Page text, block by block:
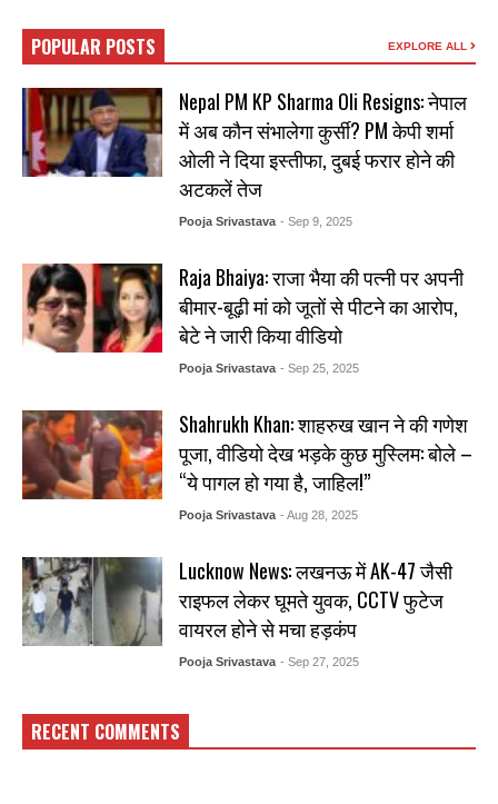
POPULAR POSTS EXPLORE ALL
Nepal PM KP Sharma Oli Resigns: नेपाल
में अब कौन संभालेगा कुर्सी? PM केपी शर्मा
ओली ने दिया इस्तीफा, दुबई फरार होने की
अटकलें तेज
Pooja Srivastava - Sep 9, 2025
Raja Bhaiya: राजा भैया की पत्नी पर अपनी
बीमार-बूढ़ी मां को जूतों से पीटने का आरोप,
बेटे ने जारी किया वीडियो
Pooja Srivastava - Sep 25, 2025
Shahrukh Khan: शाहरुख खान ने की गणेश
पूजा, वीडियो देख भड़के कुछ मुस्लिम: बोले –
“ये पागल हो गया है, जाहिल!”
Pooja Srivastava - Aug 28, 2025
Lucknow News: लखनऊ में AK-47 जैसी
राइफल लेकर घूमते युवक, CCTV फुटेज
वायरल होने से मचा हड़कंप
Pooja Srivastava - Sep 27, 2025
RECENT COMMENTS